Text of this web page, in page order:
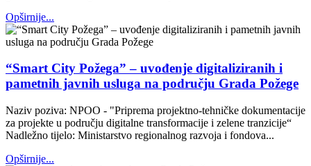
Opširnije...
“Smart City Požega” – uvođenje digitaliziranih i
pametnih javnih usluga na području Grada Požege
Naziv poziva: NPOO - "Priprema projektno-tehničke dokumentacije
za projekte u području digitalne transformacije i zelene tranzicije“
Nadležno tijelo: Ministarstvo regionalnog razvoja i fondova...
Opširnije...